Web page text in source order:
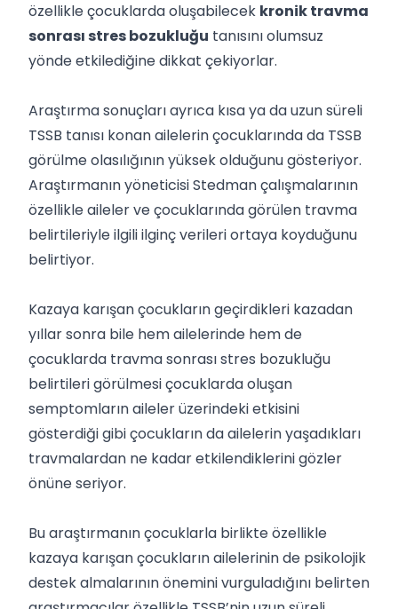
özellikle çocuklarda oluşabilecek kronik travma
sonrası stres bozukluğu tanısını olumsuz
yönde etkilediğine dikkat çekiyorlar.
Araştırma sonuçları ayrıca kısa ya da uzun süreli
TSSB tanısı konan ailelerin çocuklarında da TSSB
görülme olasılığının yüksek olduğunu gösteriyor.
Araştırmanın yöneticisi Stedman çalışmalarının
özellikle aileler ve çocuklarında görülen travma
belirtileriyle ilgili ilginç verileri ortaya koyduğunu
belirtiyor.
Kazaya karışan çocukların geçirdikleri kazadan
yıllar sonra bile hem ailelerinde hem de
çocuklarda travma sonrası stres bozukluğu
belirtileri görülmesi çocuklarda oluşan
semptomların aileler üzerindeki etkisini
gösterdiği gibi çocukların da ailelerin yaşadıkları
travmalardan ne kadar etkilendiklerini gözler
önüne seriyor.
Bu araştırmanın çocuklarla birlikte özellikle
kazaya karışan çocukların ailelerinin de psikolojik
destek almalarının önemini vurguladığını belirten